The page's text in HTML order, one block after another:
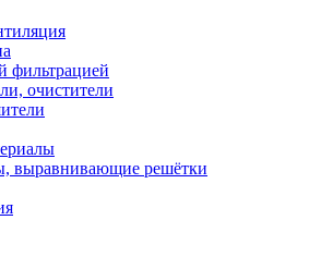
фильтрацией
очистители
выравнивающие решётки